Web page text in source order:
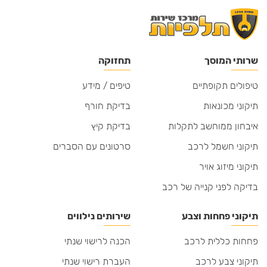
שרותי המוסך
טיפולים תקופתיים
תיקוני מכונאות
איבחון ממוחשב לתקלות
תיקוני חשמל לרכב
תיקוני מיזוג אויר
בדיקה לפני קנייה של רכב
תחזוקה
טיפים / מידע
בדיקת חורף
בדיקת קיץ
סרטונים עם הסברים
תיקוני פחחות וצבע
פחחות כללית לרכב
תיקוני צבע לרכב
שירותים נילווים
הכנה לרישוי שנתי
העברת רישוי שנתי